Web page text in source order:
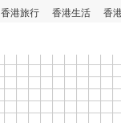
香港旅行 香港生活 香